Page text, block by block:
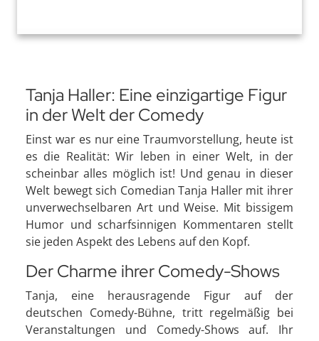
Tanja Haller: Eine einzigartige Figur
in der Welt der Comedy
Einst war es nur eine Traumvorstellung, heute ist
es die Realität: Wir leben in einer Welt, in der
scheinbar alles möglich ist! Und genau in dieser
Welt bewegt sich Comedian Tanja Haller mit ihrer
unverwechselbaren Art und Weise. Mit bissigem
Humor und scharfsinnigen Kommentaren stellt
sie jeden Aspekt des Lebens auf den Kopf.
Der Charme ihrer Comedy-Shows
Tanja, eine herausragende Figur auf der
deutschen Comedy-Bühne, tritt regelmäßig bei
Veranstaltungen und Comedy-Shows auf. Ihr